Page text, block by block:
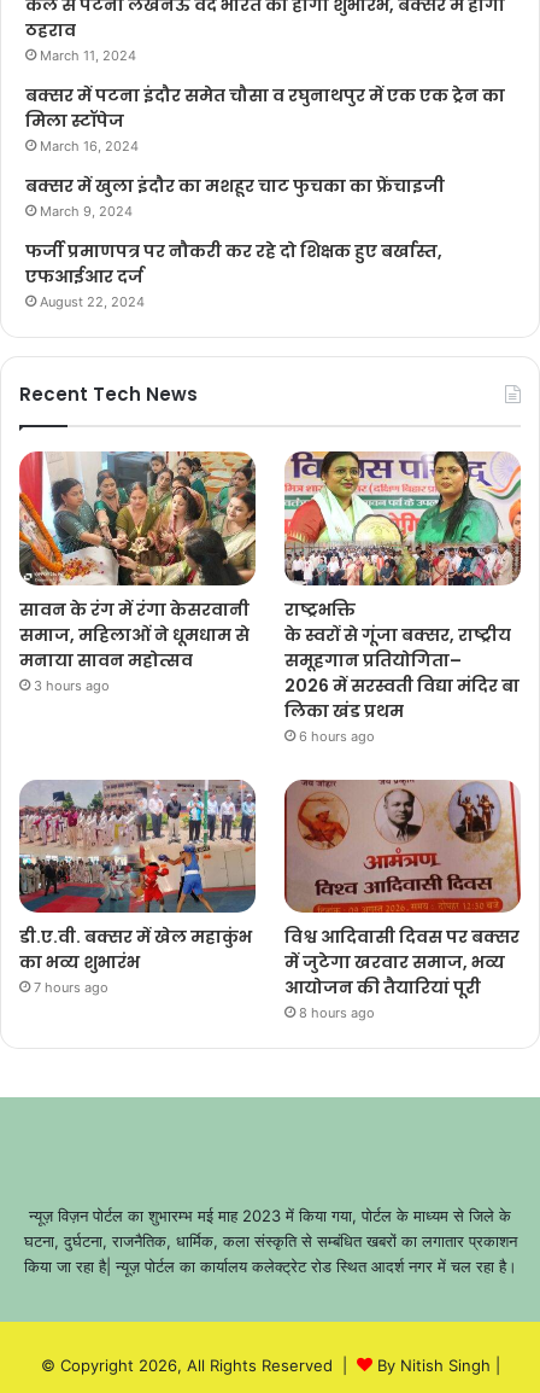
कल से पटना लखनऊ वंदे भारत का होगा शुभारंभ, बक्सर में होगा
ठहराव
March 11, 2024
बक्सर में पटना इंदौर समेत चौसा व रघुनाथपुर में एक एक ट्रेन का
मिला स्टॉपेज
March 16, 2024
बक्सर में खुला इंदौर का मशहूर चाट फुचका का फ्रेंचाइजी
March 9, 2024
फर्जी प्रमाणपत्र पर नौकरी कर रहे दो शिक्षक हुए बर्खास्त,
एफआईआर दर्ज
August 22, 2024
Recent Tech News
सावन के रंग में रंगा केसरवानी
समाज, महिलाओं ने धूमधाम से
मनाया सावन महोत्सव
3 hours ago
राष्ट्रभक्ति
के स्वरों से गूंजा बक्सर, राष्ट्रीय
समूहगान प्रतियोगिता–
2026 में सरस्वती विद्या मंदिर बा
लिका खंड प्रथम
6 hours ago
डी.ए.वी. बक्सर में खेल महाकुंभ
का भव्य शुभारंभ
7 hours ago
विश्व आदिवासी दिवस पर बक्सर
में जुटेगा खरवार समाज, भव्य
आयोजन की तैयारियां पूरी
8 hours ago
न्यूज़ विज़न पोर्टल का शुभारम्भ मई माह 2023 में किया गया, पोर्टल के माध्यम से जिले के
घटना, दुर्घटना, राजनैतिक, धार्मिक, कला संस्कृति से सम्बंधित खबरों का लगातार प्रकाशन
किया जा रहा है| न्यूज़ पोर्टल का कार्यालय कलेक्ट्रेट रोड स्थित आदर्श नगर में चल रहा है।
© Copyright 2026, All Rights Reserved | By Nitish Singh